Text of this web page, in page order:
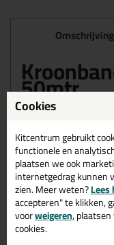
Omschrijving
50mtr
Cookies
Kitcentrum gebruikt
functionele en
plaatsen we ook
internetgedrag kunnen
zien. Meer weten?
accepteren" te klikken,
voorweigeren,
cookies.